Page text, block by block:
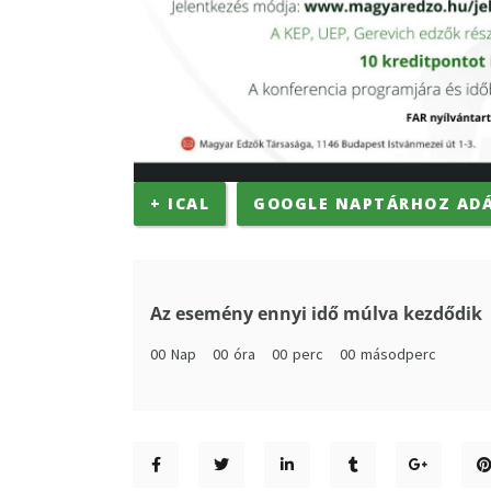
+ ICAL GOOGLE NAPTÁRHOZ
Az esemény ennyi idő múlva kezdődik
00 Nap 00 óra 00 perc 00 másodperc